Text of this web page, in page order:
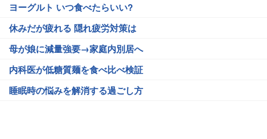
ヨーグルト いつ食べたらいい?
休みだが疲れる 隠れ疲労対策は
母が娘に減量強要→家庭内別居へ
内科医が低糖質麺を食べ比べ検証
睡眠時の悩みを解消する過ごし方